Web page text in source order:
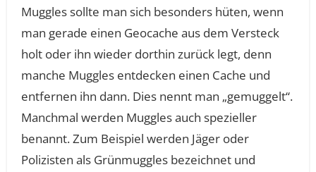
Muggles sollte man sich besonders hüten, wenn
man gerade einen Geocache aus dem Versteck
holt oder ihn wieder dorthin zurück legt, denn
manche Muggles entdecken einen Cache und
entfernen ihn dann. Dies nennt man „gemuggelt“.
Manchmal werden Muggles auch spezieller
benannt. Zum Beispiel werden Jäger oder
Polizisten als Grünmuggles bezeichnet und